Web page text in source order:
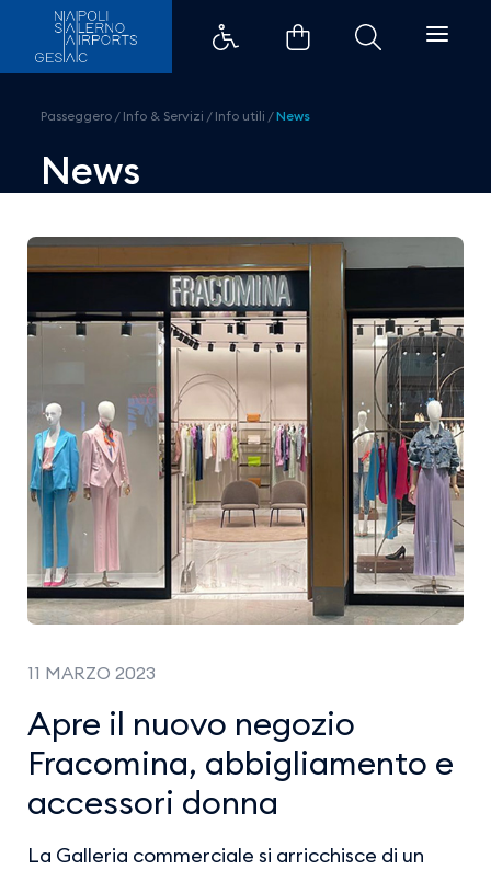
Apre il nuovo negozio
Passeggero / Info & Servizi / Info utili /News
News
11 MARZO 2023
Apre il nuovo negozio
Fracomina, abbigliamento e
accessori donna
La Galleria commerciale si arricchisce di un